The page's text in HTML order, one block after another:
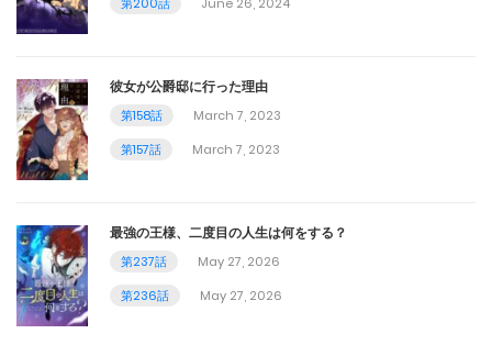
彼女が公爵邸に行った理由
第158話
March 7, 2023
第157話
March 7, 2023
最強の王様、二度目の人生は何をする？
第237話
May 27, 2026
第236話
May 27, 2026